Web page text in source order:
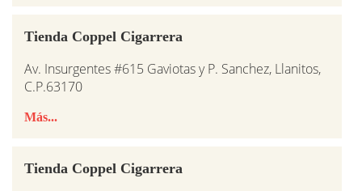
Tienda Coppel Cigarrera
Av. Insurgentes #615 Gaviotas y P. Sanchez, Llanitos,
C.P.63170
Más...
Tienda Coppel Cigarrera